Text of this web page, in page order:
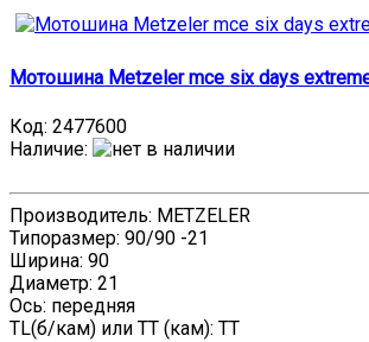
Мотошина Metzeler mce six days
Код: 2477600
Наличие:
Производитель: METZELER
Типоразмер: 90/90 -21
Ширина: 90
Диаметр: 21
Ось: передняя
TL(б/кам) или TT (кам): TT